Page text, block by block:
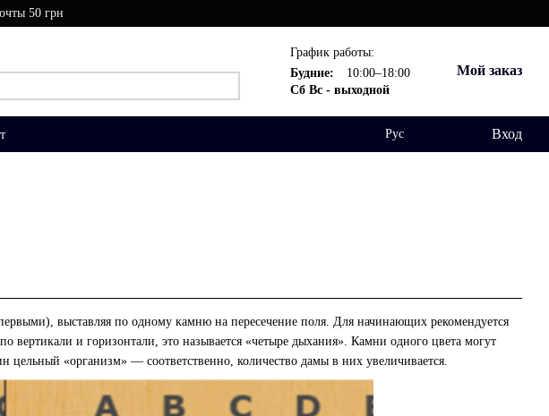
50 грн
График работы:
Будние:
10:00–18:00
Сб Вс - выходной
Мой заказ
Рус Вход
выставляя по одному камню на пересечение поля. Для начинающих рекомендуется
вертикали и горизонтали, это называется «четыре дыхания». Камни одного цвета могут
цельный «организм» — соответственно, количество дамы в них увеличивается.